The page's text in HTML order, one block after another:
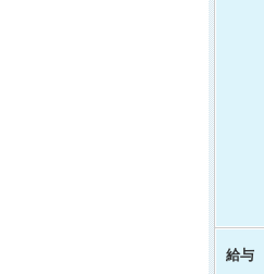
給与